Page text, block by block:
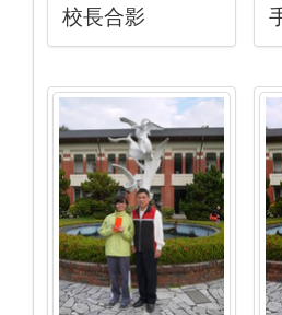
校長合影